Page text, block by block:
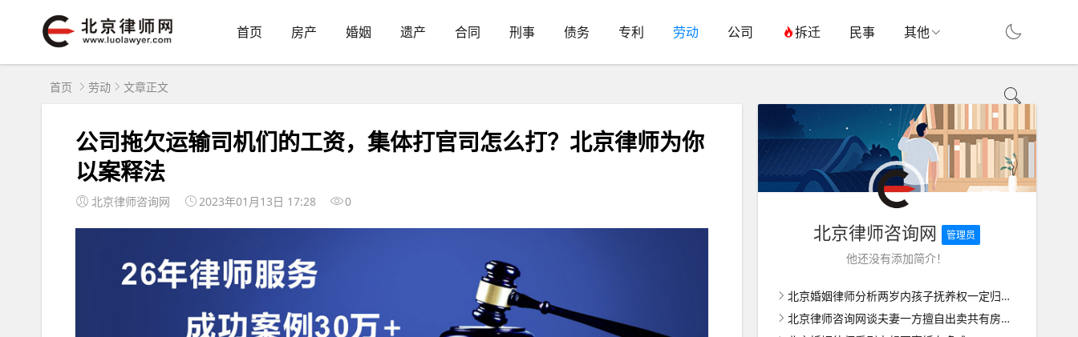
首页 房产 婚姻 遗产 合同 刑事 债务 专利 劳动 公司 拆迁 民事 其他
首页 劳动 文章正文
公司拖欠运输司机们的工资，集体打官司怎么打？北京律师为你
以案释法
北京律师咨询网 2023年01月13日 17:28 0
北京律师咨询网 管理员
他还没有添加简介！
北京婚姻律师分析两岁内孩子抚养权一定归女方吗
北京律师咨询网谈夫妻一方擅自出卖共有房屋如何维权